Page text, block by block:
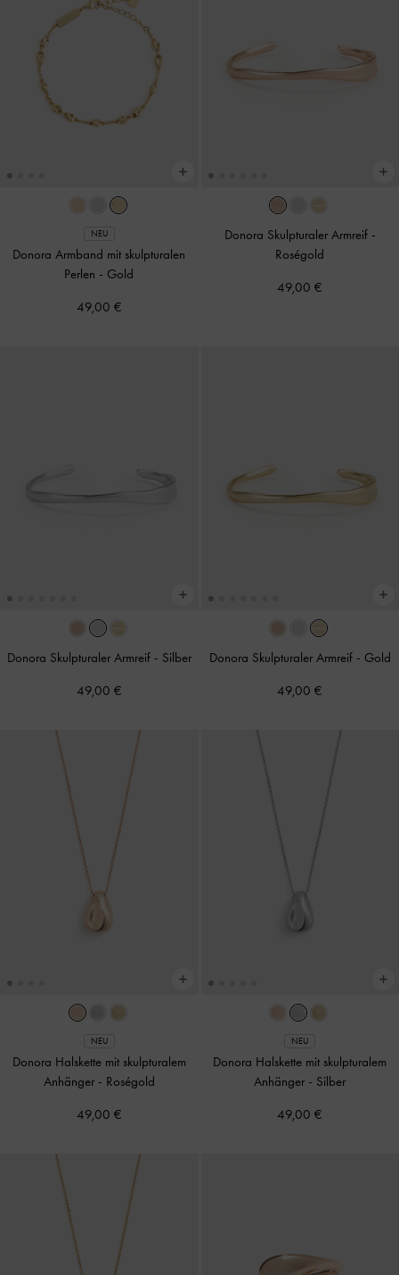
NEU
Donora Armband mit skulpturalen
Perlen - Gold
49,00 €
Donora Skulpturaler Armreif -
Roségold
49,00 €
Donora Skulpturaler Armreif - Silber
49,00 €
Donora Skulpturaler Armreif - Gold
49,00 €
NEU
Donora Halskette mit skulpturalem
Anhänger - Roségold
49,00 €
NEU
Donora Halskette mit skulpturalem
Anhänger - Silber
49,00 €